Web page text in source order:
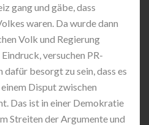
gang und gäbe, dass
waren. Da wurde dann
Volk und Regierung
versuchen PR-
besorgt zu sein, dass es
Disput zwischen
Das ist in einer Demokratie
Streiten der Argumente und